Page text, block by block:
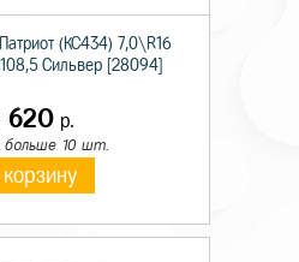
(КС434) 7,0\R16
Сильвер [28094]
620 р.
больше 10 шт.